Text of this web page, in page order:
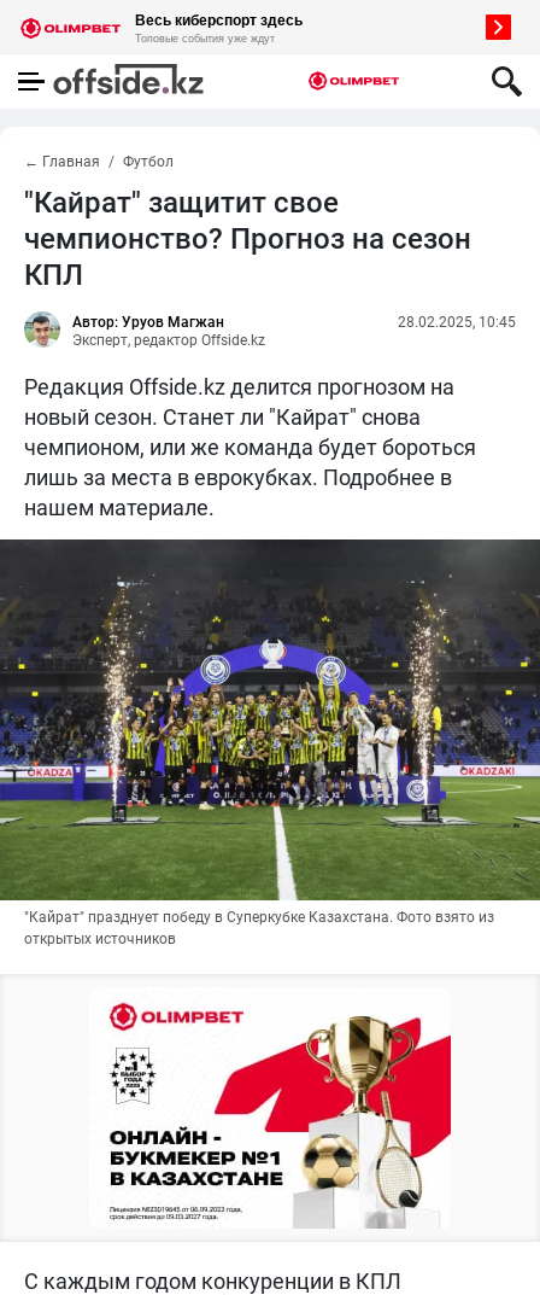
← Главная Футбол
"Кайрат" защитит свое
чемпионство? Прогноз на сезон
КПЛ
Автор: Уруов Магжан
Эксперт, редактор Offside.kz
28.02.2025, 10:45
Редакция Offside.kz делится прогнозом на
новый сезон. Станет ли "Кайрат" снова
чемпионом, или же команда будет бороться
лишь за места в еврокубках. Подробнее в
нашем материале.
"Кайрат" празднует победу в Суперкубке Казахстана. Фото взято из
открытых источников
С каждым годом конкуренции в КПЛ